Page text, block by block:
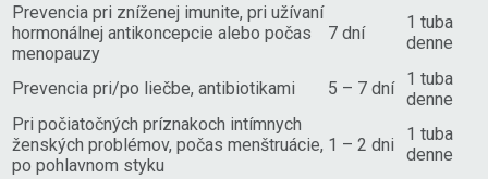
Prevencia pri zníženej imunite, pri užívaní
hormonálnej antikoncepcie alebo počas
menopauzy
7 dní
1 tuba
denne
Prevencia pri/po liečbe, antibiotikami 5 – 7 dní
1 tuba
denne
Pri počiatočných príznakoch intímnych
ženských problémov, počas menštruácie,
po pohlavnom styku
1 – 2 dni
1 tuba
denne